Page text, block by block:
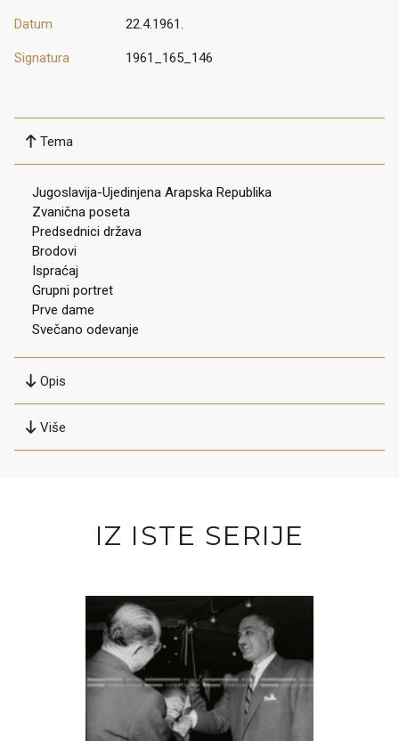
Datum 22.4.1961.
Signatura 1961_165_146
Tema
Jugoslavija-Ujedinjena Arapska Republika
Zvanična poseta
Predsednici država
Brodovi
Ispraćaj
Grupni portret
Prve dame
Svečano odevanje
Opis
Više
IZ ISTE SERIJE